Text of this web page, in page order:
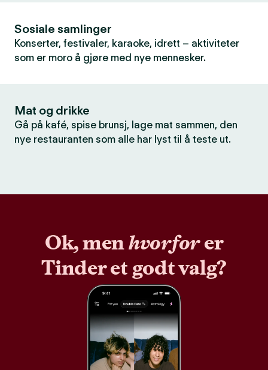
Sosiale samlinger
Konserter, festivaler, karaoke, idrett – aktiviteter
som er moro å gjøre med nye mennesker.
Mat og drikke
Gå på kafé, spise brunsj, lage mat sammen, den
nye restauranten som alle har lyst til å teste ut.
Ok, menhvorforer
Tinder et godt valg?